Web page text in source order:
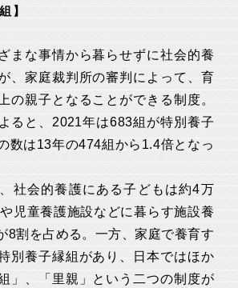
】
まな事情から暮らせずに社会的養
、家庭裁判所の審判によって、育
の親子となることができる制度。
ると、2021年は683組が特別養子
数は13年の474組から1.4倍となっ
社会的養護にある子どもは約4万
児童養護施設などに暮らす施設養
8割を占める。一方、家庭で養育す
別養子縁組があり、日本ではほか
」、「里親」という二つの制度が